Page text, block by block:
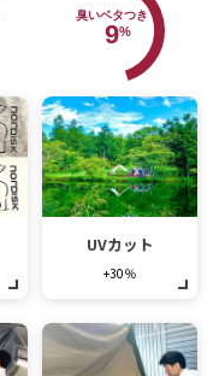
臭いベタつき
9%
UVカット
+30％